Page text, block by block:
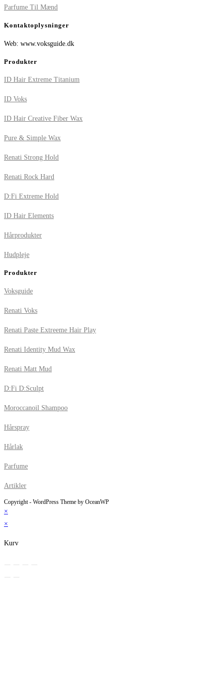
Parfume Til Mænd
Kontaktoplysninger
Web: www.voksguide.dk
Produkter
ID Hair Extreme Titanium
ID Voks
ID Hair Creative Fiber Wax
Pure & Simple Wax
Renati Strong Hold
Renati Rock Hard
D:Fi Extreme Hold
ID Hair Elements
Hårprodukter
Hudpleje
Produkter
Voksguide
Renati Voks
Renati Paste Extreeme Hair Play
Renati Identity Mud Wax
Renati Matt Mud
D:Fi D:Sculpt
Moroccanoil Shampoo
Hårspray
Hårlak
Parfume
Artikler
Copyright - WordPress Theme by OceanWP
×
×
Kurv